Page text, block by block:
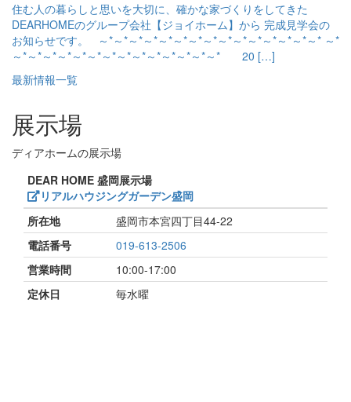
住む人の暮らしと思いを大切に、確かな家づくりをしてきた
DEARHOMEのグループ会社【ジョイホーム】から 完成見学会の
お知らせです。 ～*～*～*～*～*～*～*～*～*～*～*～*～*～*～* ～*
～*～*～*～*～*～*～*～*～*～*～*～*～*～* 20 […]
最新情報一覧
展示場
ディアホームの展示場
DEAR HOME 盛岡展示場
リアルハウジングガーデン盛岡
所在地
盛岡市本宮四丁目44-22
電話番号
019-613-2506
営業時間
10:00-17:00
定休日
毎水曜